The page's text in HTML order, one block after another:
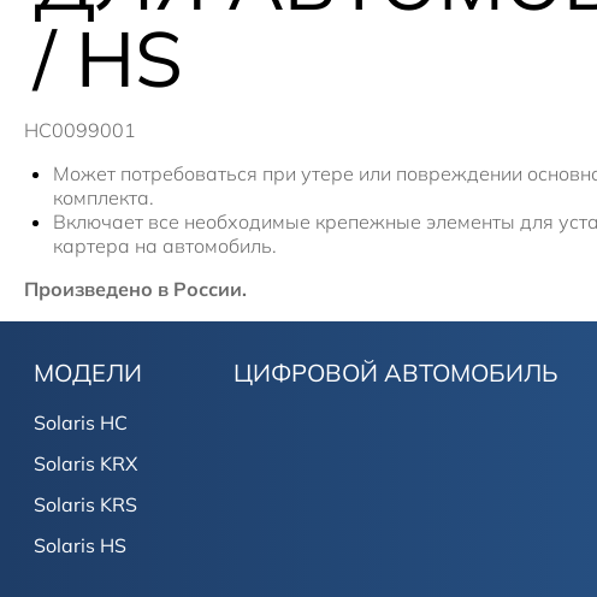
/ HS
HC0099001
Может потребоваться при утере или повреждении
комплекта.
Включает все необходимые крепежные элементы для
картера на автомобиль.
Произведено в России.
МОДЕЛИ
Solaris HC
Solaris KRX
Solaris KRS
Solaris HS
ЦИФРОВОЙ АВТОМОБИЛЬ